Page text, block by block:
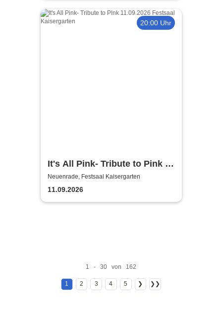
20:00 Uhr
It's All Pink- Tribute to Pink -
Headliner Tour 2026
Neuenrade, Festsaal Kaisergarten
11.09.2026
1 - 30 von 162
1 2 3 4 5 ❯ ❯❯